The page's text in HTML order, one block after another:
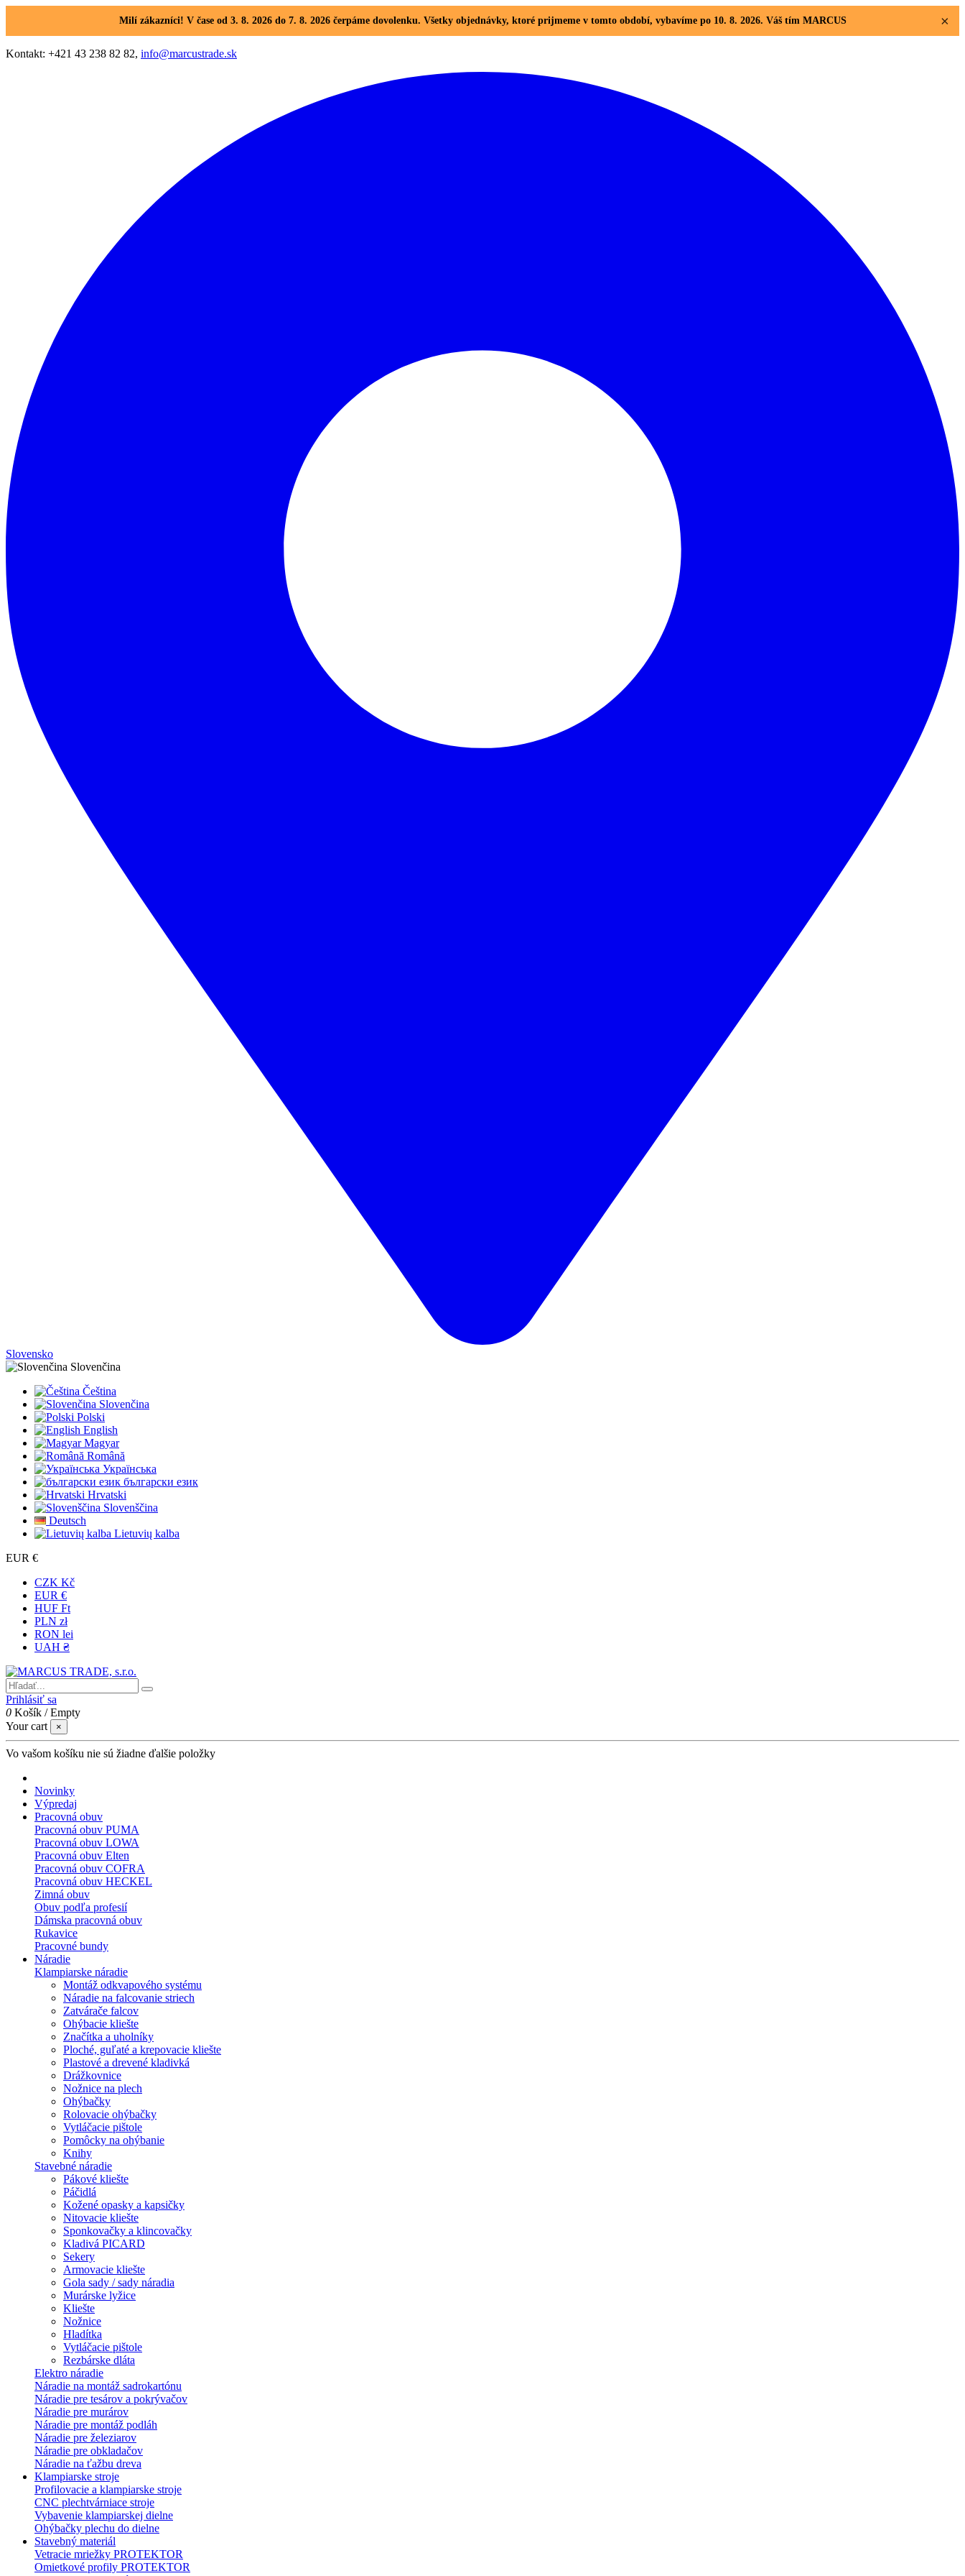
Milí zákazníci! V čase od 3. 8. 2026 do 7. 8. 2026 čerpáme dovolenku. Všetky objednávky, ktoré prijmeme v tomto období, vybavíme po 10. 8. 2026. Váš tím MARCUS ×
Kontakt: +421 43 238 82 82, info@marcustrade.sk
Slovensko
Slovenčina
Čeština
Slovenčina
Polski
English
Magyar
Română
Українська
български език
Hrvatski
Slovenščina
Deutsch
Lietuvių kalba
EUR €
CZK Kč
EUR €
HUF Ft
PLN zł
RON lei
UAH ₴
Prihlásiť sa
0 Košík /Empty
Your cart
×
Vo vašom košíku nie sú žiadne ďalšie položky
Novinky
Výpredaj
Pracovná obuv
Pracovná obuv PUMA
Pracovná obuv LOWA
Pracovná obuv Elten
Pracovná obuv COFRA
Pracovná obuv HECKEL
Zimná obuv
Obuv podľa profesií
Dámska pracovná obuv
Rukavice
Pracovné bundy
Náradie
Klampiarske náradie
Montáž odkvapového systému
Náradie na falcovanie striech
Zatvárače falcov
Ohýbacie kliešte
Značítka a uholníky
Ploché, guľaté a krepovacie kliešte
Plastové a drevené kladivká
Drážkovnice
Nožnice na plech
Ohýbačky
Rolovacie ohýbačky
Vytláčacie pištole
Pomôcky na ohýbanie
Knihy
Stavebné náradie
Pákové kliešte
Páčidlá
Kožené opasky a kapsičky
Nitovacie kliešte
Sponkovačky a klincovačky
Kladivá PICARD
Sekery
Armovacie kliešte
Gola sady / sady náradia
Murárske lyžice
Kliešte
Nožnice
Hladítka
Vytláčacie pištole
Rezbárske dláta
Elektro náradie
Náradie na montáž sadrokartónu
Náradie pre tesárov a pokrývačov
Náradie pre murárov
Náradie pre montáž podláh
Náradie pre železiarov
Náradie pre obkladačov
Náradie na ťažbu dreva
Klampiarske stroje
Profilovacie a klampiarske stroje
CNC plechtvárniace stroje
Vybavenie klampiarskej dielne
Ohýbačky plechu do dielne
Stavebný materiál
Vetracie mriežky PROTEKTOR
Omietkové profily PROTEKTOR